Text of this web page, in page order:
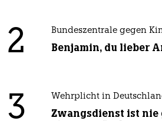
2 Bundeszentrale gegen
Benjamin, du lieber
3 Wehrplicht in
Zwangsdienst ist